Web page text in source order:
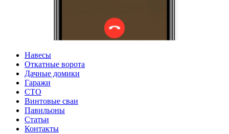
Навесы
Откатные ворота
Дачные домики
Гаражи
СТО
Винтовые сваи
Павильоны
Статьи
Контакты